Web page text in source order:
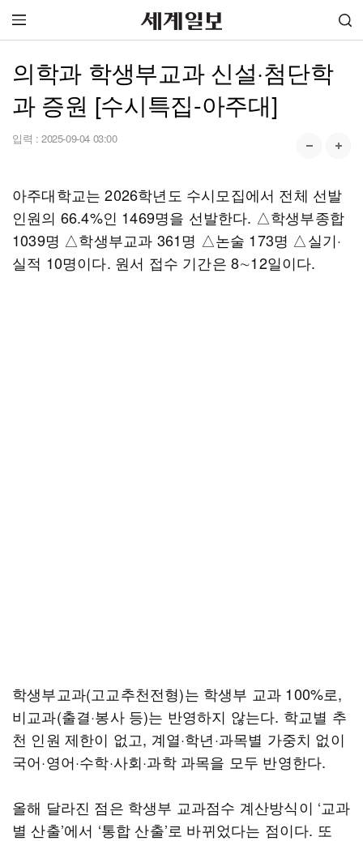
의학과 학생부교과 신설·첨단학
과 증원 [수시특집-아주대]
입력 : 2025-09-04 03:00
아주대학교는 2026학년도 수시모집에서 전체 선발
인원의 66.4%인 1469명을 선발한다. △학생부종합
1039명 △학생부교과 361명 △논술 173명 △실기·
실적 10명이다. 원서 접수 기간은 8∼12일이다.
학생부교과(고교추천전형)는 학생부 교과 100%로,
비교과(출결·봉사 등)는 반영하지 않는다. 학교별 추
천 인원 제한이 없고, 계열·학년·과목별 가중치 없이
국어·영어·수학·사회·과학 과목을 모두 반영한다.
올해 달라진 점은 학생부 교과점수 계산방식이 ‘교과
별 산출’에서 ‘통합 산출’로 바뀌었다는 점이다. 또